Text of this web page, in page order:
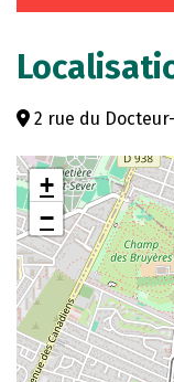
2 rue du
+
−